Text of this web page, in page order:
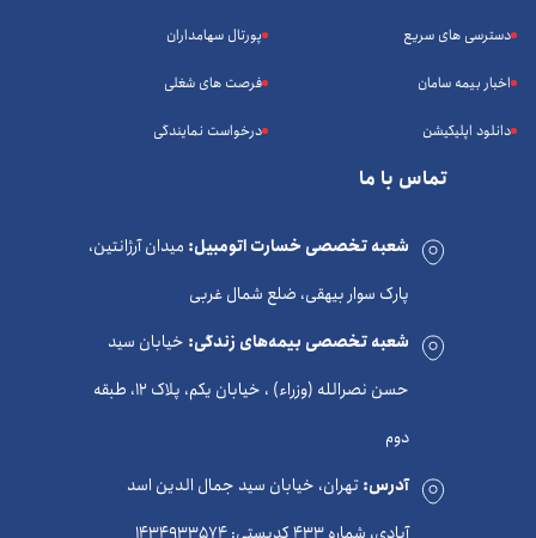
دسترسی های سریع
اخبار بیمه سامان
دانلود اپلیکیشن
پورتال سهامداران
فرصت های شغلی
درخواست نمایندگی
تماس با ما
شعبه تخصصی خسارت اتومبیل: میدان آرژانتین،
پارک سوار بیهقی، ضلع شمال غربی
شعبه تخصصی بیمه‌های زندگی: خیابان سید
حسن نصرالله (وزراء) ، خیابان یکم، پلاک 12، طبقه
دوم
آدرس:تهران، خیابان سید جمال الدین اسد